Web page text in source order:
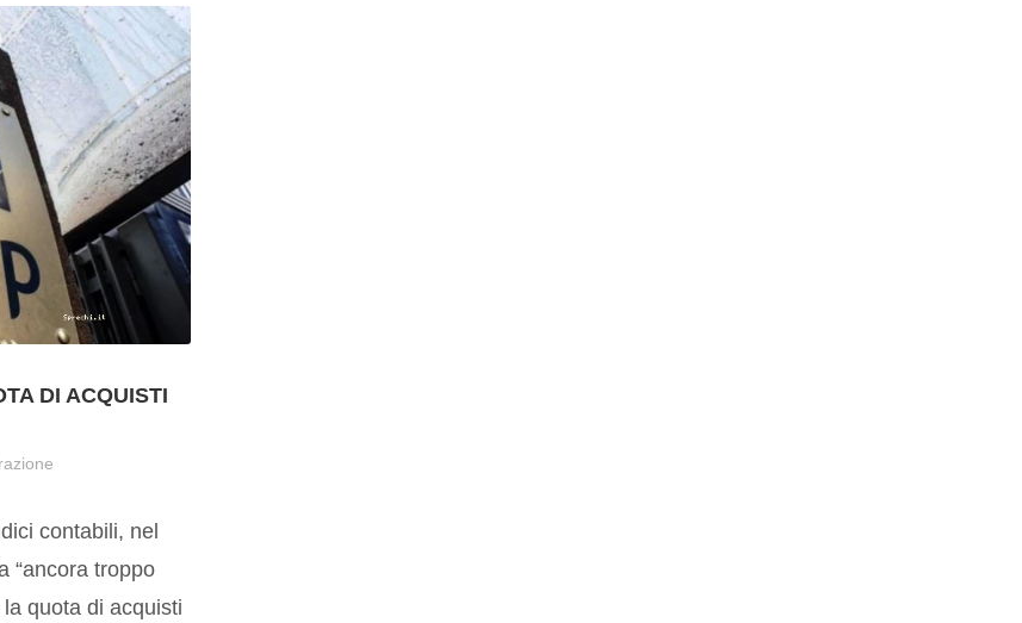
DI ACQUISTI
contabili, nel
“ancora troppo
quota di acquisti